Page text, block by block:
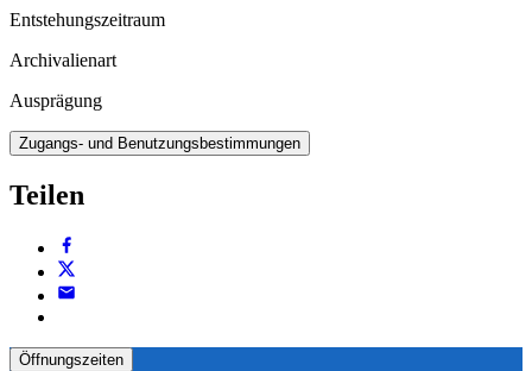
Entstehungszeitraum
Archivalienart
Ausprägung
Zugangs- und Benutzungsbestimmungen
Teilen
Öffnungszeiten